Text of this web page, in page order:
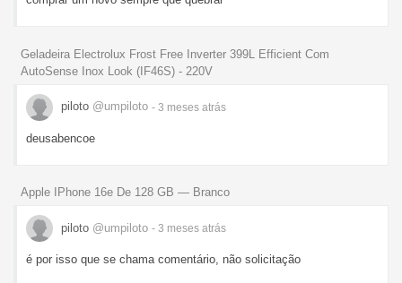
Geladeira Electrolux Frost Free Inverter 399L Efficient Com
AutoSense Inox Look (IF46S) - 220V
piloto @umpiloto - 3 meses atrás
deusabencoe
Apple IPhone 16e De 128 GB — Branco
piloto @umpiloto - 3 meses atrás
é por isso que se chama comentário, não solicitação